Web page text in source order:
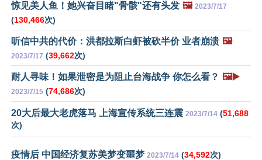
惊见美人鱼！她兴奋目睹"骨骸"还有头发 🖼️ 2023/7/17
(130,466次)
听信中共的代价：洪都拉斯白虾被砍半价 业者崩溃 🖼️
2023/7/17 (39,662次)
耐人寻味！如果泄密是为阻止台海战争 你怎么看？ 🖼️▶️
2023/7/15 (74,686次)
20大后最大老虎落马 上海宣传系统三连震 2023/7/14 (51,688
次)
疫情后 中国经济复苏美梦变噩梦 2023/7/14 (34,592次)